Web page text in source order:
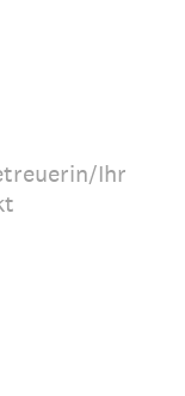
Ihr